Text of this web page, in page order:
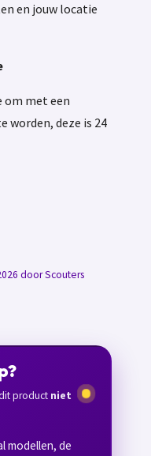
en jouw locatie
om met een
worden, deze is 24
door Scouters
product niet
modellen, de